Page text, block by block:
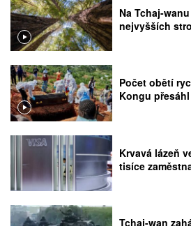
Na Tchaj-
nejvyšších
Počet obětí
Kongu přesáhl
Krvavá lázeň
tisíce
Tchaj-wan